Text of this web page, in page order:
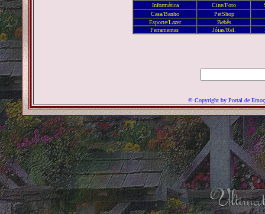
Informática
Cine/Foto
Casa/Banho
PetShop
Esporte/Lazer
Bebês
Ferramentas
Jóias/Rel.
© Copyright by Portal de